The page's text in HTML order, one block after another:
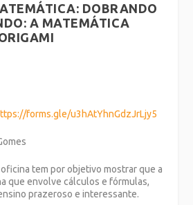
DOBRANDO
A MATEMÁTICA
forms.gle/u3hAtYhnGdzJrLjy5
tem por objetivo mostrar que a
que envolve cálculos e fórmulas,
prazeroso e interessante.